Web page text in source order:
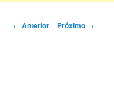
Navegação
← Anterior Próximo →